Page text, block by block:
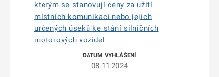
kterým se stanovují ceny za užití
místních komunikací nebo jejich
určených úseků ke stání silničních
motorových vozidel
08.11.2024